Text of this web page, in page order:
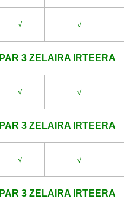
√ √
PAR 3 ZELAIRA IRTEERA
√ √
PAR 3 ZELAIRA IRTEERA
√ √
PAR 3 ZELAIRA IRTEERA